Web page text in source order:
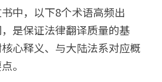
中，以下8个术语高频出
是保证法律翻译质量的基
心释义、与大陆法系对应概
。